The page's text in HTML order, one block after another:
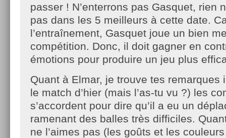
passer ! N’enterrons pas Gasquet, rien
pas dans les 5 meilleurs à cette date.
l’entraînement, Gasquet joue un bien
compétition. Donc, il doit gagner en
émotions pour produire un jeu plus
Quant à Elmar, je trouve tes remarques
le match d’hier (mais l’as-tu vu ?) les
s’accordent pour dire qu’il a eu un
ramenant des balles très difficiles.
ne l’aimes pas (les goûts et les